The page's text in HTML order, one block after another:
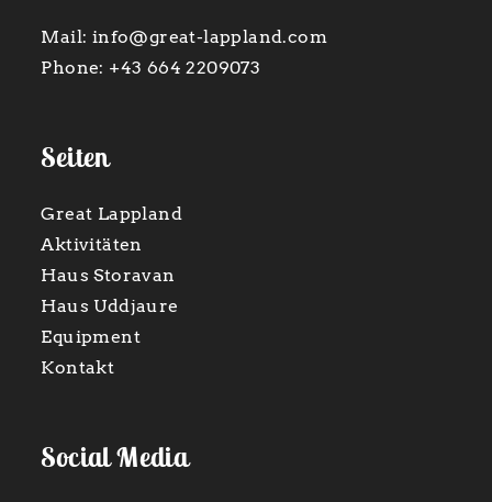
Mail: info@great-lappland.com
Phone: +43 664 2209073
Seiten
Great Lappland
Aktivitäten
Haus Storavan
Haus Uddjaure
Equipment
Kontakt
Social Media